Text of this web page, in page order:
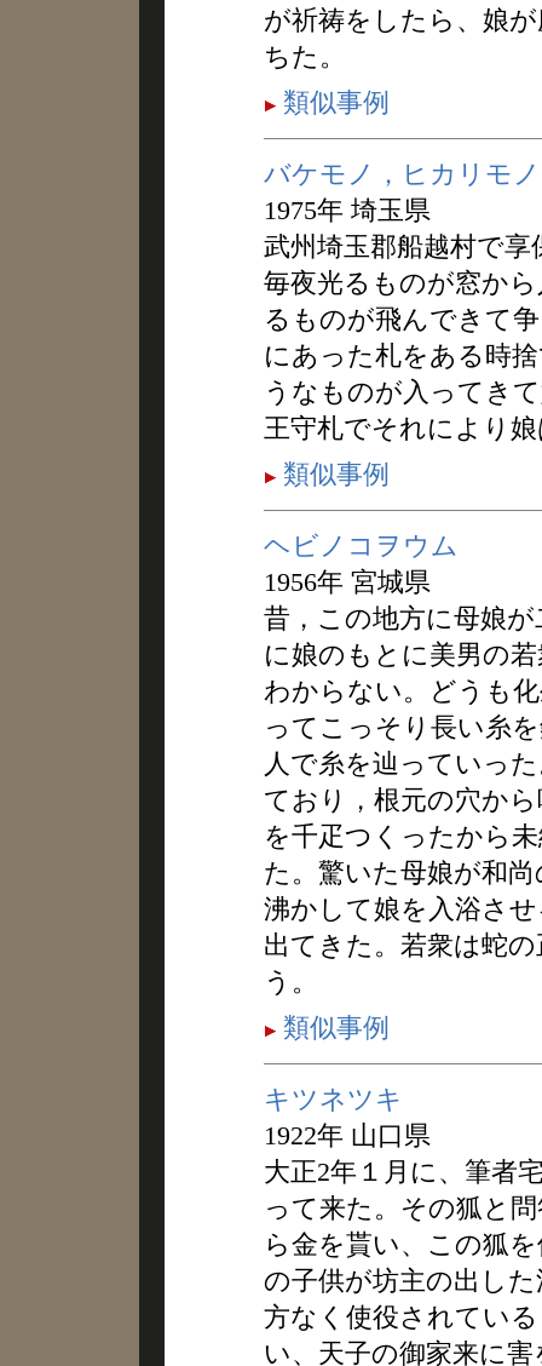
が祈祷をしたら、娘
ちた。
類似事例
バケモノ，ヒカリモ
1975年 埼玉県
武州埼玉郡船越村で
毎夜光るものが窓か
るものが飛んできて
にあった札をある時
うなものが入ってき
王守札でそれにより
類似事例
ヘビノコヲウム
1956年 宮城県
昔，この地方に母娘
に娘のもとに美男の
わからない。どうも
ってこっそり長い糸
人で糸を辿っていっ
ており，根元の穴か
を千疋つくったから
た。驚いた母娘が和
沸かして娘を入浴さ
出てきた。若衆は蛇
う。
類似事例
キツネツキ
1922年 山口県
大正2年１月に、筆者
って来た。その狐と
ら金を貰い、この狐
の子供が坊主の出し
方なく使役されてい
い、天子の御家来に